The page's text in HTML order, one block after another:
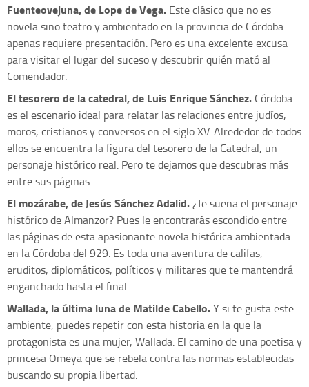
Fuenteovejuna, de Lope de Vega. Este clásico que no es
novela sino teatro y ambientado en la provincia de Córdoba
apenas requiere presentación. Pero es una excelente excusa
para visitar el lugar del suceso y descubrir quién mató al
Comendador.
El tesorero de la catedral, de Luis Enrique Sánchez. Córdoba
es el escenario ideal para relatar las relaciones entre judíos,
moros, cristianos y conversos en el siglo XV. Alrededor de todos
ellos se encuentra la figura del tesorero de la Catedral, un
personaje histórico real. Pero te dejamos que descubras más
entre sus páginas.
El mozárabe, de Jesús Sánchez Adalid.¿Te suena el personaje
histórico de Almanzor? Pues le encontrarás escondido entre
las páginas de esta apasionante novela histórica ambientada
en la Córdoba del 929. Es toda una aventura de califas,
eruditos, diplomáticos, políticos y militares que te mantendrá
enganchado hasta el final.
Wallada, la última luna de Matilde Cabello.Y si te gusta este
ambiente, puedes repetir con esta historia en la que la
protagonista es una mujer, Wallada. El camino de una poetisa y
princesa Omeya que se rebela contra las normas establecidas
buscando su propia libertad.